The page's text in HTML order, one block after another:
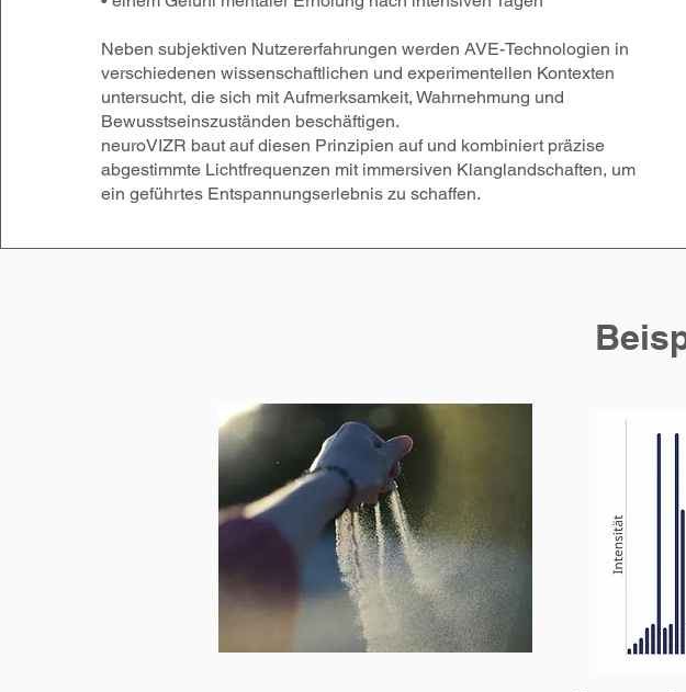
Neben subjektiven Nutzererfahrungen werden AVE-Technologien in
verschiedenen wissenschaftlichen und experimentellen Kontexten
untersucht, die sich mit Aufmerksamkeit, Wahrnehmung und
Bewusstseinszuständen beschäftigen.
neuroVIZR baut auf diesen Prinzipien auf und kombiniert präzise
abgestimmte Lichtfrequenzen mit immersiven Klanglandschaften, um
ein geführtes Entspannungserlebnis zu schaffen.